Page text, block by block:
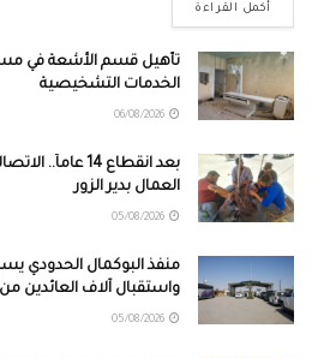
أكمل القراءة
تأهيل قسم الأشعة في
الخدمات التشخيصية
بعد انقطاع 14
العمال بدير الزور
منفذ البوكمال الحدودي
واستقبال آلاف العائدين